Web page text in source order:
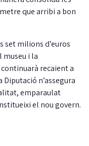
que arribi a bon
set milions d’euros
museu i la
recaient a
n’assegura
emparaulat
el nou govern.